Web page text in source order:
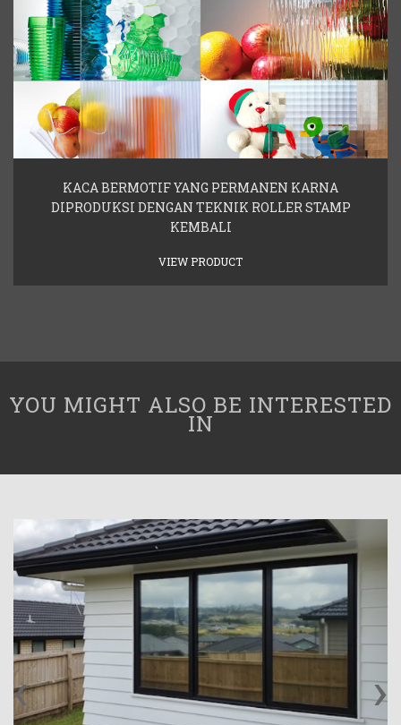
KACA BERMOTIF YANG PERMANEN KARNA
DIPRODUKSI DENGAN TEKNIK ROLLER STAMP
KEMBALI
VIEW PRODUCT
YOU MIGHT ALSO BE INTERESTED
IN
‹ ›